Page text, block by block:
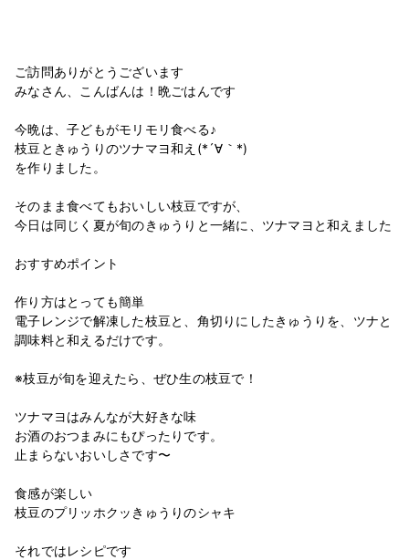
ご訪問ありがとうございます
みなさん、こんばんは！晩ごはんです
今晩は、子どもがモリモリ食べる♪
枝豆ときゅうりのツナマヨ和え(*´∀｀*)
を作りました。
そのまま食べてもおいしい枝豆ですが、
今日は同じく夏が旬のきゅうりと一緒に、ツナマヨと和えました
おすすめポイント
作り方はとっても簡単
電子レンジで解凍した枝豆と、角切りにしたきゅうりを、ツナと
調味料と和えるだけです。
※枝豆が旬を迎えたら、ぜひ生の枝豆で！
ツナマヨはみんなが大好きな味
お酒のおつまみにもぴったりです。
止まらないおいしさです〜
食感が楽しい
枝豆のプリッホクッきゅうりのシャキ
それではレシピです